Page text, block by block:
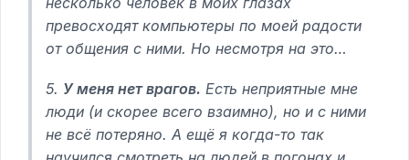
превосходят компьютеры по моей радости
от общения с ними. Но несмотря на это…
5. У меня нет врагов. Есть неприятные мне
люди (и скорее всего взаимно), но и с ними
не всё потеряно. А ещё я когда-то так